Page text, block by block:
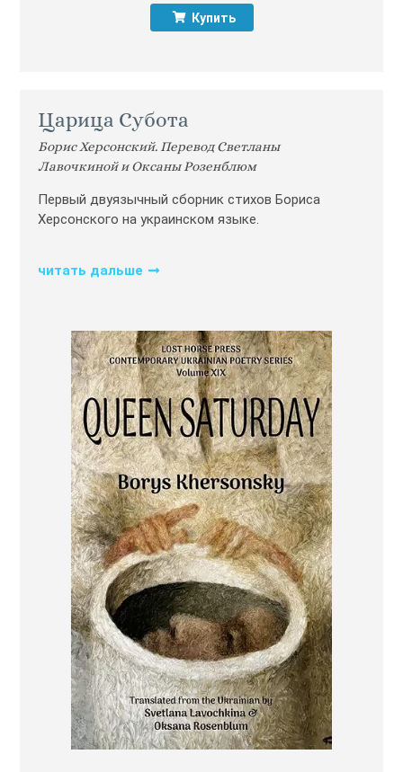
Купить
Царица Субота
Борис Херсонский. Перевод Светланы
Лавочкиной и Оксаны Розенблюм
Первый двуязычный сборник стихов Бориса
Херсонского на украинском языке.
читать дальше